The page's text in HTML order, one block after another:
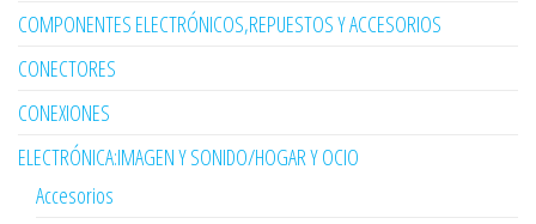
COMPONENTES ELECTRÓNICOS,REPUESTOS Y ACCESORIOS
CONECTORES
CONEXIONES
ELECTRÓNICA:IMAGEN Y SONIDO/HOGAR Y OCIO
Accesorios